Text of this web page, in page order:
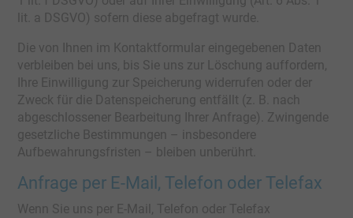
lit. a DSGVO) sofern diese abgefragt wurde.
Die von Ihnen im Kontaktformular eingegebenen Daten
verbleiben bei uns, bis Sie uns zur Löschung auffordern,
Ihre Einwilligung zur Speicherung widerrufen oder der
Zweck für die Datenspeicherung entfällt (z. B. nach
abgeschlossener Bearbeitung Ihrer Anfrage). Zwingende
gesetzliche Bestimmungen – insbesondere
Aufbewahrungsfristen – bleiben unberührt.
Anfrage per E-Mail, Telefon oder Telefax
Wenn Sie uns per E-Mail, Telefon oder Telefax